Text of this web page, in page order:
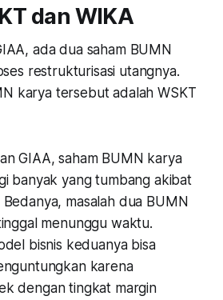
dan WIKA
ada dua saham BUMN
restrukturisasi utangnya.
karya tersebut adalah WSKT
GIAA, saham BUMN karya
banyak yang tumbang akibat
masalah dua BUMN
menunggu waktu.
bisnis keduanya bisa
karena
dengan tingkat margin